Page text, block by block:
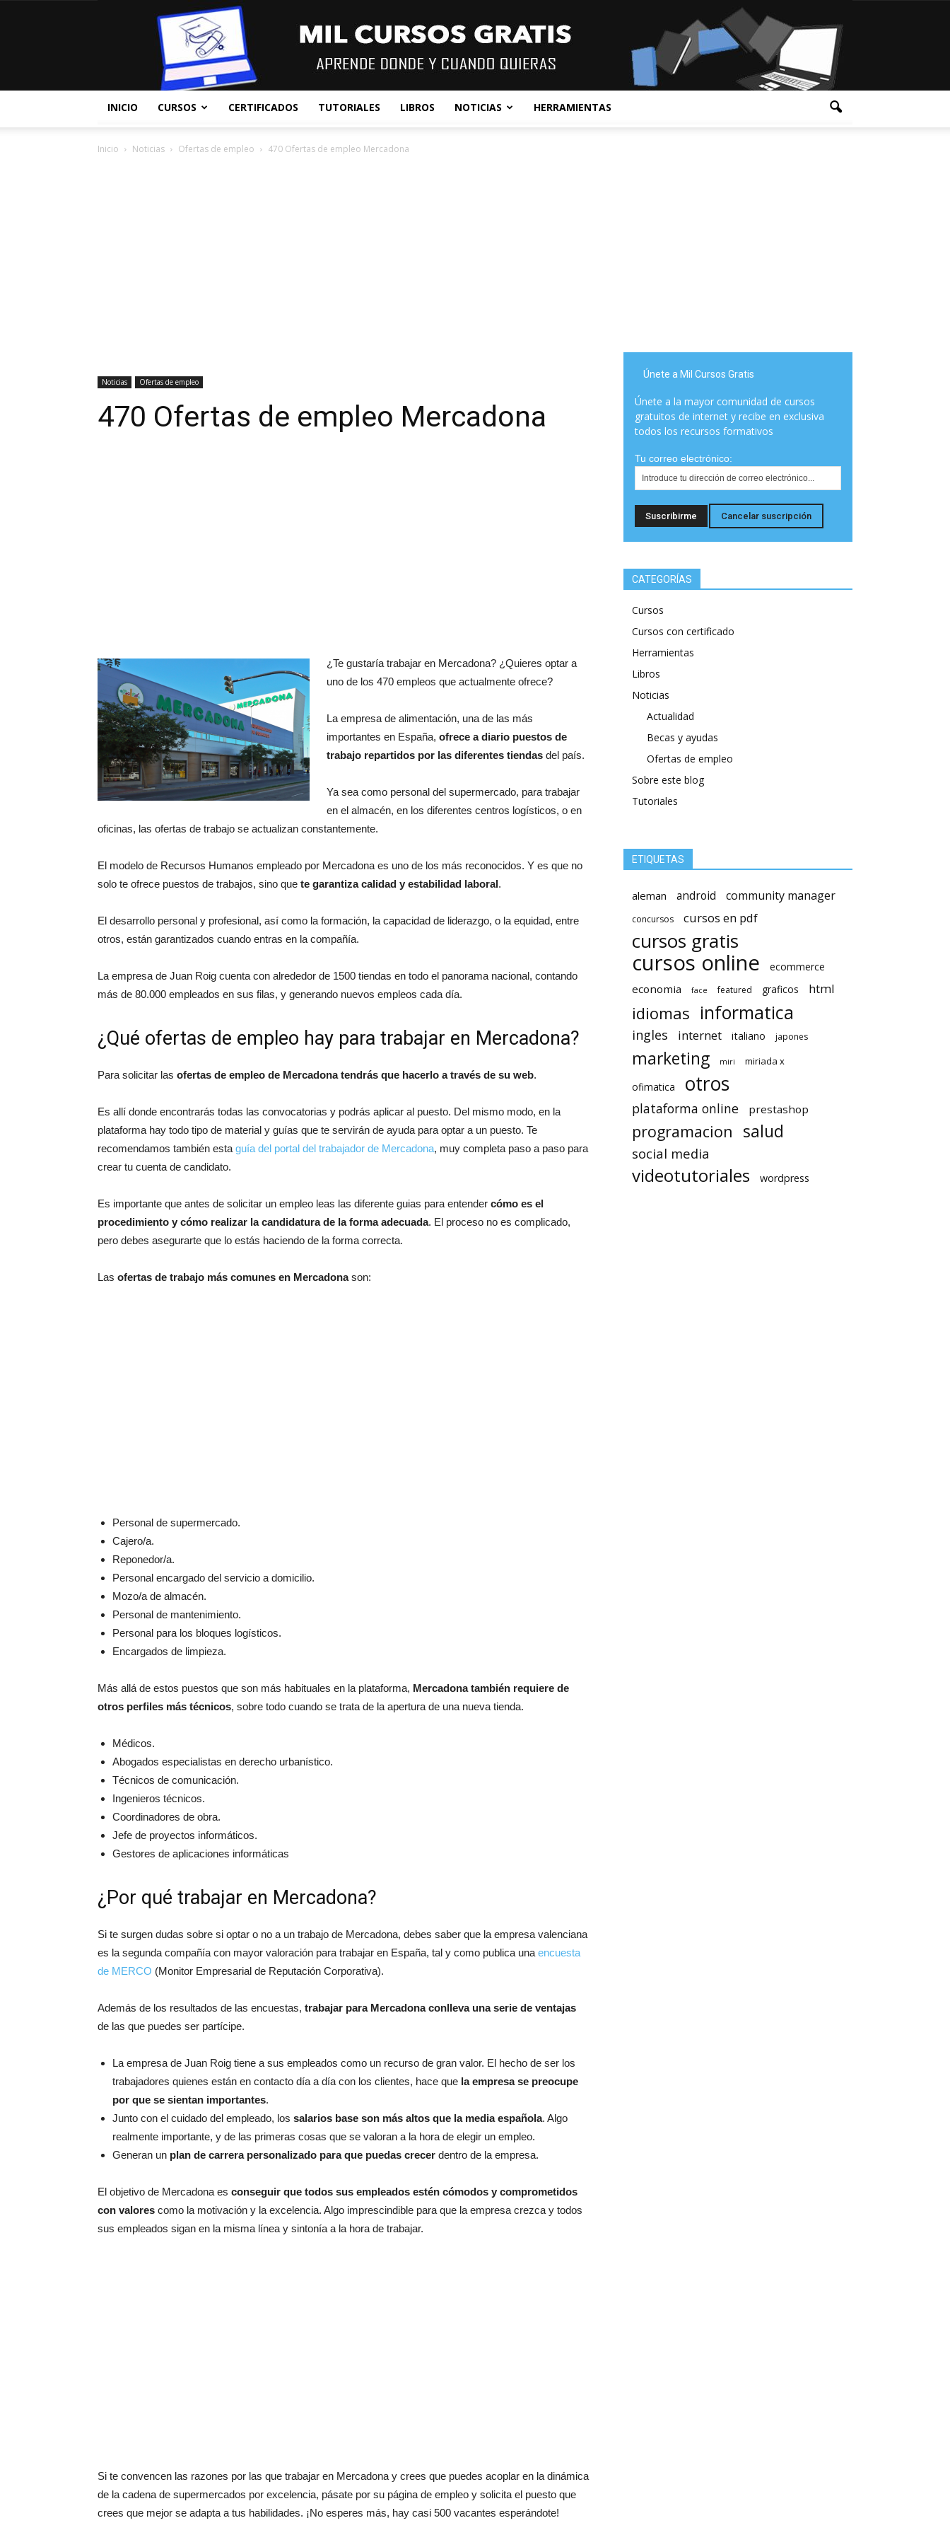
INICIO CURSOS CERTIFICADOS TUTORIALES LIBROS NOTICIAS HERRAMIENTAS
Inicio Noticias Ofertas de empleo 470 Ofertas de empleo Mercadona
Noticias Ofertas de empleo
470 Ofertas de empleo Mercadona
¿Te gustaría trabajar en Mercadona? ¿Quieres optar a
uno de los 470 empleos que actualmente ofrece?
La empresa de alimentación, una de las más
importantes en España, ofrece a diario puestos de
trabajo repartidos por las diferentes tiendas del país.
Ya sea como personal del supermercado, para trabajar
en el almacén, en los diferentes centros logísticos, o en
oficinas, las ofertas de trabajo se actualizan constantemente.
El modelo de Recursos Humanos empleado por Mercadona es uno de los más reconocidos. Y es que no
solo te ofrece puestos de trabajos, sino que te garantiza calidad y estabilidad laboral.
El desarrollo personal y profesional, así como la formación, la capacidad de liderazgo, o la equidad, entre
otros, están garantizados cuando entras en la compañía.
La empresa de Juan Roig cuenta con alrededor de 1500 tiendas en todo el panorama nacional, contando
más de 80.000 empleados en sus filas, y generando nuevos empleos cada día.
¿Qué ofertas de empleo hay para trabajar en Mercadona?
Para solicitar las ofertas de empleo de Mercadona tendrás que hacerlo a través de su web.
Es allí donde encontrarás todas las convocatorias y podrás aplicar al puesto. Del mismo modo, en la
plataforma hay todo tipo de material y guías que te servirán de ayuda para optar a un puesto. Te
recomendamos también esta guía del portal del trabajador de Mercadona, muy completa paso a paso para
crear tu cuenta de candidato.
Es importante que antes de solicitar un empleo leas las diferente guias para entender cómo es el
procedimiento y cómo realizar la candidatura de la forma adecuada. El proceso no es complicado,
pero debes asegurarte que lo estás haciendo de la forma correcta.
Las ofertas de trabajo más comunes en Mercadonason:
Personal de supermercado.
Cajero/a.
Reponedor/a.
Personal encargado del servicio a domicilio.
Mozo/a de almacén.
Personal de mantenimiento.
Personal para los bloques logísticos.
Encargados de limpieza.
Más allá de estos puestos que son más habituales en la plataforma, Mercadona también requiere de
otros perfiles más técnicos, sobre todo cuando se trata de la apertura de una nueva tienda.
Médicos.
Abogados especialistas en derecho urbanístico.
Técnicos de comunicación.
Ingenieros técnicos.
Coordinadores de obra.
Jefe de proyectos informáticos.
Gestores de aplicaciones informáticas
¿Por qué trabajar en Mercadona?
Si te surgen dudas sobre si optar o no a un trabajo de Mercadona, debes saber que la empresa valenciana
es la segunda compañía con mayor valoración para trabajar en España, tal y como publica una encuesta
de MERCO (Monitor Empresarial de Reputación Corporativa).
Además de los resultados de las encuestas, trabajar para Mercadona conlleva una serie de ventajas
de las que puedes ser partícipe.
La empresa de Juan Roig tiene a sus empleados como un recurso de gran valor. El hecho de ser los
trabajadores quienes están en contacto día a día con los clientes, hace que la empresa se preocupe
por que se sientan importantes.
Junto con el cuidado del empleado, los salarios base son más altos que la media española. Algo
realmente importante, y de las primeras cosas que se valoran a la hora de elegir un empleo.
Generan un plan de carrera personalizado para que puedas crecer dentro de la empresa.
El objetivo de Mercadona es conseguir que todos sus empleados estén cómodos y comprometidos
con valores como la motivación y la excelencia. Algo imprescindible para que la empresa crezca y todos
sus empleados sigan en la misma línea y sintonía a la hora de trabajar.
Si te convencen las razones por las que trabajar en Mercadona y crees que puedes acoplar en la dinámica
de la cadena de supermercados por excelencia, pásate por su página de empleo y solicita el puesto que
crees que mejor se adapta a tus habilidades. ¡No esperes más, hay casi 500 vacantes esperándote!
Únete a Mil Cursos Gratis
Únete a la mayor comunidad de cursos
gratuitos de internet y recibe en exclusiva
todos los recursos formativos
Tu correo electrónico:
CATEGORÍAS
Cursos
Cursos con certificado
Herramientas
Libros
Noticias
Actualidad
Becas y ayudas
Ofertas de empleo
Sobre este blog
Tutoriales
ETIQUETAS
aleman android community manager
concursos cursos en pdf
cursos gratis
cursos online ecommerce
economia face featured graficos html
idiomas informatica
ingles internet italiano japones
marketing miri miriada x
ofimatica otros
plataforma online prestashop
programacion salud
social media
videotutoriales wordpress